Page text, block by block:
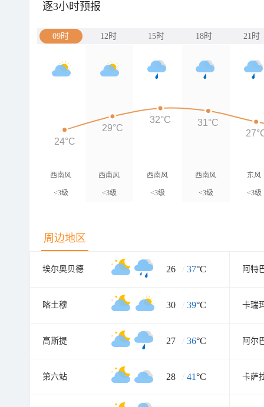
逐3小时预报
09时 12时 15时 18时 21时
西南风
<3级
西南风
<3级
西南风
<3级
西南风
<3级
东风
<3级
24°C
29°C
32°C 31°C
周边地区
埃尔奥贝德 26 / 37°C 阿特
喀土穆 30 / 39°C 卡瑞
高斯提 27 / 36°C 阿尔
第六站 28 / 41°C 卡萨